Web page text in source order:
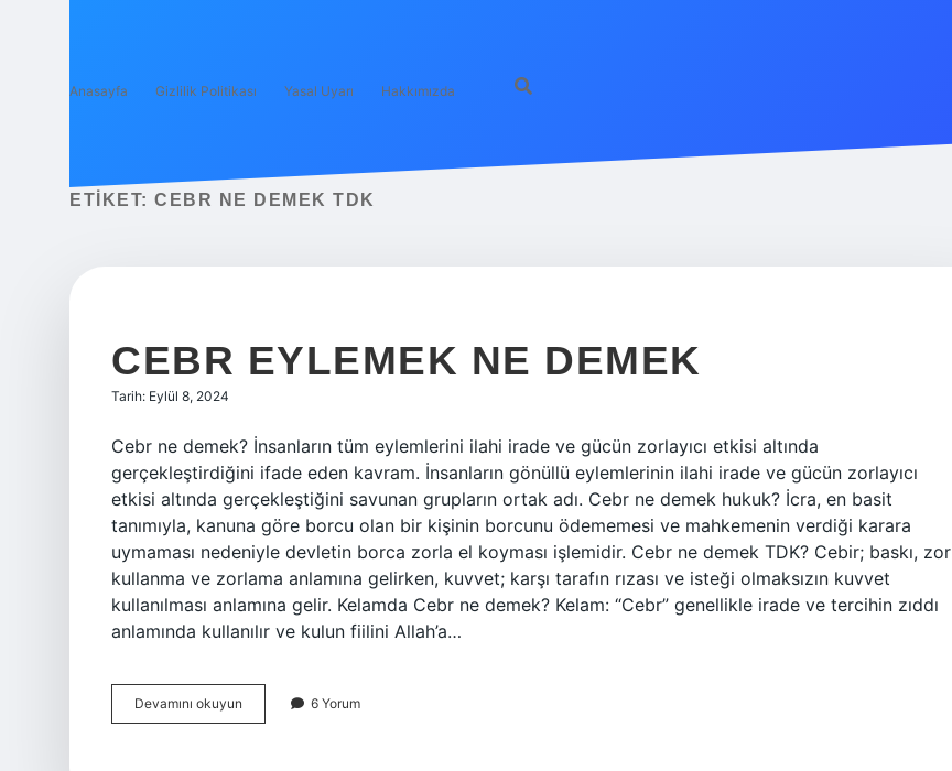
Anasayfa Gizlilik Politikası Yasal Uyarı Hakkımızda
ETIKET: CEBR NE DEMEK TDK
CEBR EYLEMEK NE DEMEK
Tarih: Eylül 8, 2024
Cebr ne demek? İnsanların tüm eylemlerini ilahi irade ve gücün zorlayıcı etkisi altında
gerçekleştirdiğini ifade eden kavram. İnsanların gönüllü eylemlerinin ilahi irade ve gücün zorlayıcı
etkisi altında gerçekleştiğini savunan grupların ortak adı. Cebr ne demek hukuk? İcra, en basit
tanımıyla, kanuna göre borcu olan bir kişinin borcunu ödememesi ve mahkemenin verdiği karara
uymaması nedeniyle devletin borca ​​zorla el koyması işlemidir. Cebr ne demek TDK? Cebir; baskı, zor
kullanma ve zorlama anlamına gelirken, kuvvet; karşı tarafın rızası ve isteği olmaksızın kuvvet
kullanılması anlamına gelir. Kelamda Cebr ne demek? Kelam: “Cebr” genellikle irade ve tercihin zıddı
anlamında kullanılır ve kulun fiilini Allah’a…
Devamını okuyun
Eylemek
6 Yorum